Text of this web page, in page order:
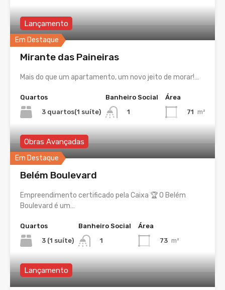
Em Destaque
Lançamento
Mirante das Paineiras
Mais do que um apartamento, um novo jeito de morar!…
Quartos
3 quartos(1 suíte)
Banheiro Social
1
Área
71 m²
Em Destaque
Obras Avançadas
Belém Boulevard
Empreendimento certificado pela Caixa 🏆 O Belém
Boulevard é um…
Quartos
3 (1 suíte)
Banheiro Social
1
Área
73 m²
Lançamento